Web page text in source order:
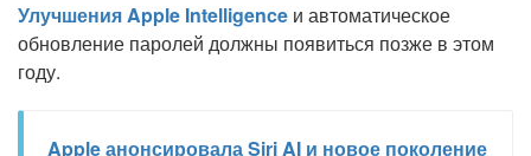
Улучшения Apple Intelligence и автоматическое
обновление паролей должны появиться позже в этом
году.
Apple анонсировала Siri AI и новое поколение